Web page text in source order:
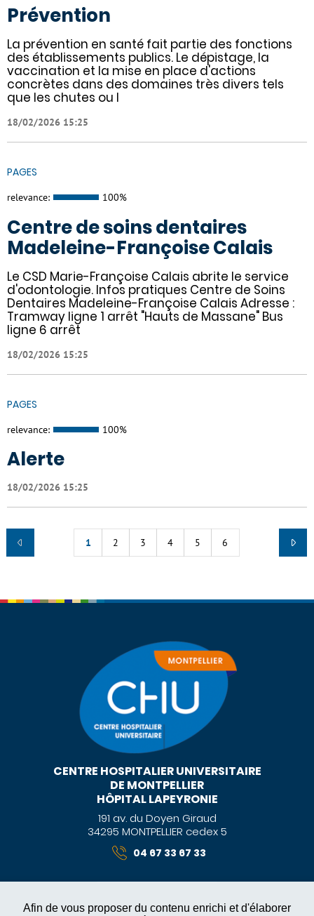
Afin de vous proposer du contenu enrichi et d'élaborer
Prévention
La prévention en santé fait partie des fonctions
des établissements publics. Le dépistage, la
vaccination et la mise en place d'actions
concrètes dans des domaines très divers tels
que les chutes ou l
18/02/2026 15:25
PAGES
relevance: 100%
Centre de soins dentaires
Madeleine-Françoise Calais
Le CSD Marie-Françoise Calais abrite le service
d'odontologie. Infos pratiques Centre de Soins
Dentaires Madeleine-Françoise Calais Adresse :
Tramway ligne 1 arrêt "Hauts de Massane" Bus
ligne 6 arrêt
18/02/2026 15:25
PAGES
relevance: 100%
Alerte
18/02/2026 15:25
1 2 3 4 5 6
CENTRE HOSPITALIER UNIVERSITAIRE
DE MONTPELLIER
HÔPITAL LAPEYRONIE
191 av. du Doyen Giraud
34295 MONTPELLIER cedex 5
04 67 33 67 33